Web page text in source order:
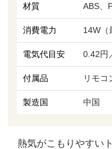
材質 ABS、
消費電力 14W（
電気代目安 0.42円
付属品 リモコ
製造国 中国
熱気がこもりやすい